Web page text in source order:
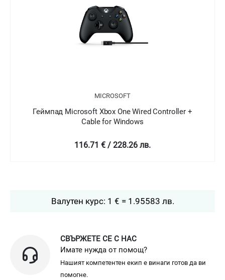
Microsoft Xbox One Wired Controller +
Cable for Windows
116.71 € / 228.26 лв.
Геймпад
Валутен курс: 1 € = 1.95583 лв.
СВЪРЖЕТЕ СЕ С НАС
Имате нужда от помощ?
Нашият компетентен екип е винаги готов да ви
помогне.